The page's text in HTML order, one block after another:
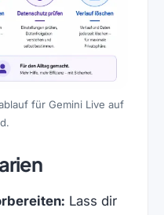
für Gemini Live auf
Lass dir